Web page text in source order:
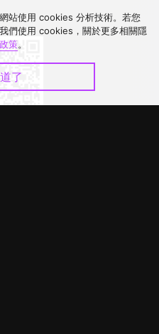
站使用 cookies 分析技術。若您
們使用 cookies，關於更多相關隱
策。
了